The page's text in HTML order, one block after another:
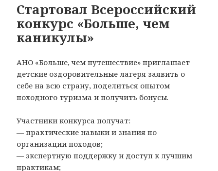
Стартовал Всероссийский
конкурс «Больше, чем
каникулы»
АНО «Больше, чем путешествие» приглашает
детские оздоровительные лагеря заявить о
себе на всю страну, поделиться опытом
походного туризма и получить бонусы.
Участники конкурса получат:
— практические навыки и знания по
организации походов;
— экспертную поддержку и доступ к лучшим
практикам;